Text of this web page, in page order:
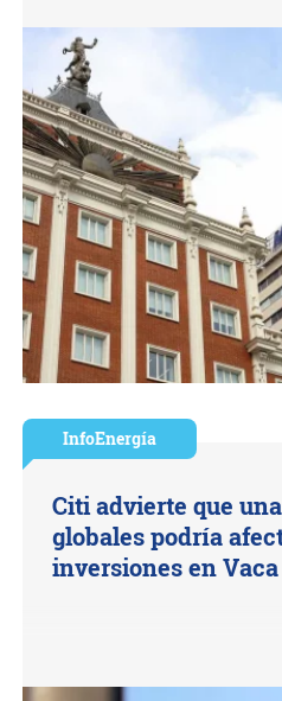
InfoEnergía
Citi advierte que
globales podría
inversiones en